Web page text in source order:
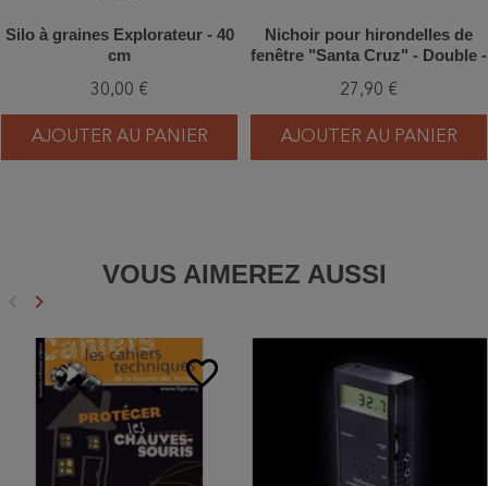
Silo à graines Explorateur - 40
cm
30,00 €
AJOUTER AU PANIER
Nichoir pour hirondelles de
fenêtre "Santa Cruz" - Double -
27,90 €
AJOUTER AU PANIER
VOUS AIMEREZ AUSSI
Précédent
keyboard_arrow_left Suivant
keyboard_arrow_right
favorite_border